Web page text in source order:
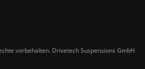
vorbehalten. Drivetech Suspensions GmbH​